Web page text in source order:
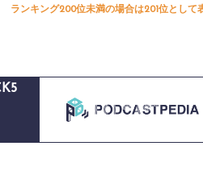
ランキング200位未満の場合は201位として